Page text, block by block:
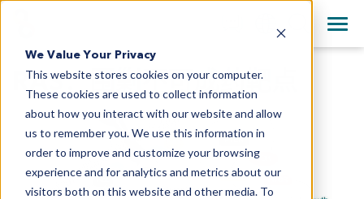
We Value Your Privacy
This website stores cookies on your computer.
These cookies are used to collect information
about how you interact with our website and allow
us to remember you. We use this information in
order to improve and customize your browsing
experience and for analytics and metrics about our
visitors both on this website and other media. To
English
日本語
简体中文
All Contact Information
RAS：围剿不可成药靶点